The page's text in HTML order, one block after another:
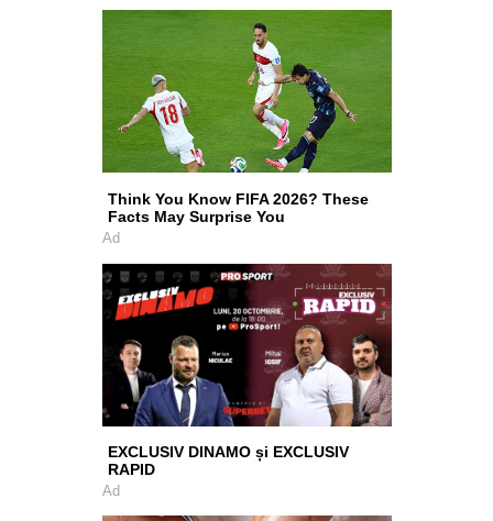
Think You Know FIFA 2026? These
Facts May Surprise You
Ad
EXCLUSIV DINAMO și EXCLUSIV
RAPID
Ad